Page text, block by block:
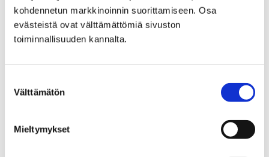
kohdennetun markkinoinnin suorittamiseen. Osa
evästeistä ovat välttämättömiä sivuston
toiminnallisuuden kannalta.
valinta
Välttämätön
Mieltymykset
Etusivu Kaupunki ja hallinto
Ota yhteyttä
Sähköinen asiointi ja lomakkeet
Sosiaali- ja terveyspalveluiden sähköiset
Kuljetuspalvelu: lääkärintodistus
lääkärintodistus